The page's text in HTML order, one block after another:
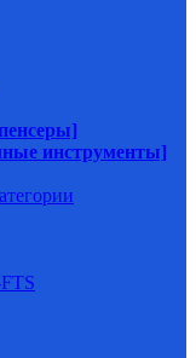
инструменты]